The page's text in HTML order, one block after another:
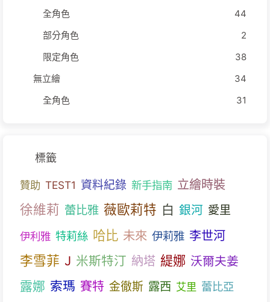
全角色
44
部分角色
2
限定角色
38
無立繪
34
全角色
31
標籤
贊助 TEST1 資料紀錄 新手指南 立繪時裝
徐維莉 蕾比雅 薇歐莉特 白 銀河 愛里
伊利雅 特莉絲 哈比 未來 伊莉雅 李世河
李雪菲 J 米斯特汀 納塔 緹娜 沃爾夫姜
露娜 索瑪 賽特 金徹斯 露西 艾里 蕾比亞